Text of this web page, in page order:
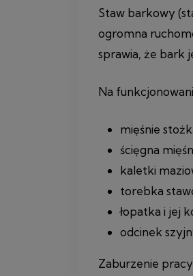
Staw barkowy
ogromna
sprawia, że bark
Na
mięśnie
ścięgna
kaletki
torebka
łopatka i jej
odcinek
Zaburzenie